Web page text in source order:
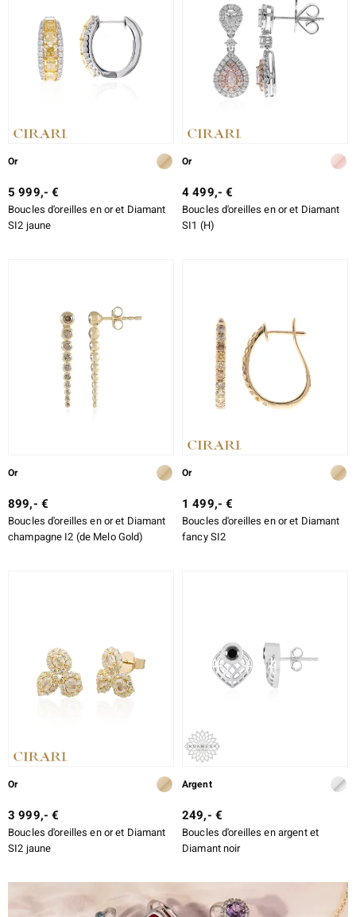
Or
5 999,- €
Boucles d'oreilles en or et Diamant
SI2 jaune
Or
4 499,- €
Boucles d'oreilles en or et Diamant
SI1 (H)
Or
899,- €
Boucles d'oreilles en or et Diamant
champagne I2 (de Melo Gold)
Or
1 499,- €
Boucles d'oreilles en or et Diamant
fancy SI2
Or
3 999,- €
Boucles d'oreilles en or et Diamant
SI2 jaune
Argent
249,- €
Boucles d'oreilles en argent et
Diamant noir